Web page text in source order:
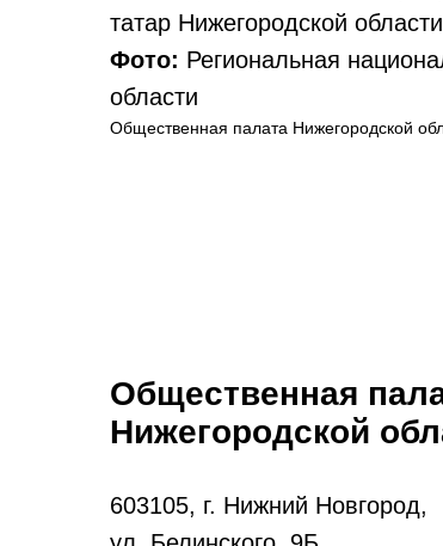
татар Нижегородской
Фото: Региональная
области
Общественная палата Нижегородской
Общественная
Нижегородской
603105, г. Нижний Новгород,